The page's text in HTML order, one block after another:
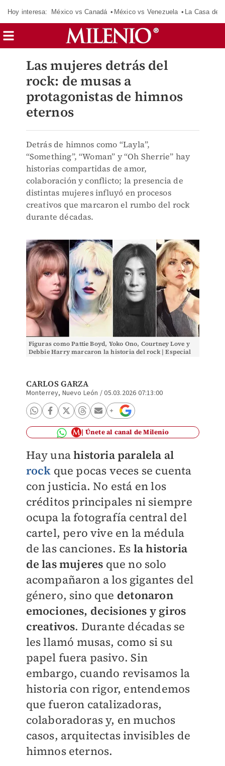
Hoy interesa: México vs Canadá México vs Venezuela La Casa de
Las mujeres detrás del
rock: de musas a
protagonistas de himnos
eternos
Detrás de himnos como “Layla”,
“Something”, “Woman” y “Oh Sherrie” hay
historias compartidas de amor,
colaboración y conflicto; la presencia de
distintas mujeres influyó en procesos
creativos que marcaron el rumbo del rock
durante décadas.
Figuras como Pattie Boyd, Yoko Ono, Courtney Love y
Debbie Harry marcaron la historia del rock | Especial
CARLOS GARZA
Monterrey, Nuevo León /05.03.2026 07:13:00
Únete al canal de Milenio
Hay unahistoria paralela al
rock que pocas veces se cuenta
con justicia. No está en los
créditos principales ni siempre
ocupa la fotografía central del
cartel, pero vive en la médula
de las canciones. Es la historia
de las mujeres que no solo
acompañaron a los gigantes del
género, sino que detonaron
emociones, decisiones y giros
creativos. Durante décadas se
les llamó musas, como si su
papel fuera pasivo. Sin
embargo, cuando revisamos la
historia con rigor, entendemos
que fueron catalizadoras,
colaboradoras y, en muchos
casos, arquitectas invisibles de
himnos eternos.